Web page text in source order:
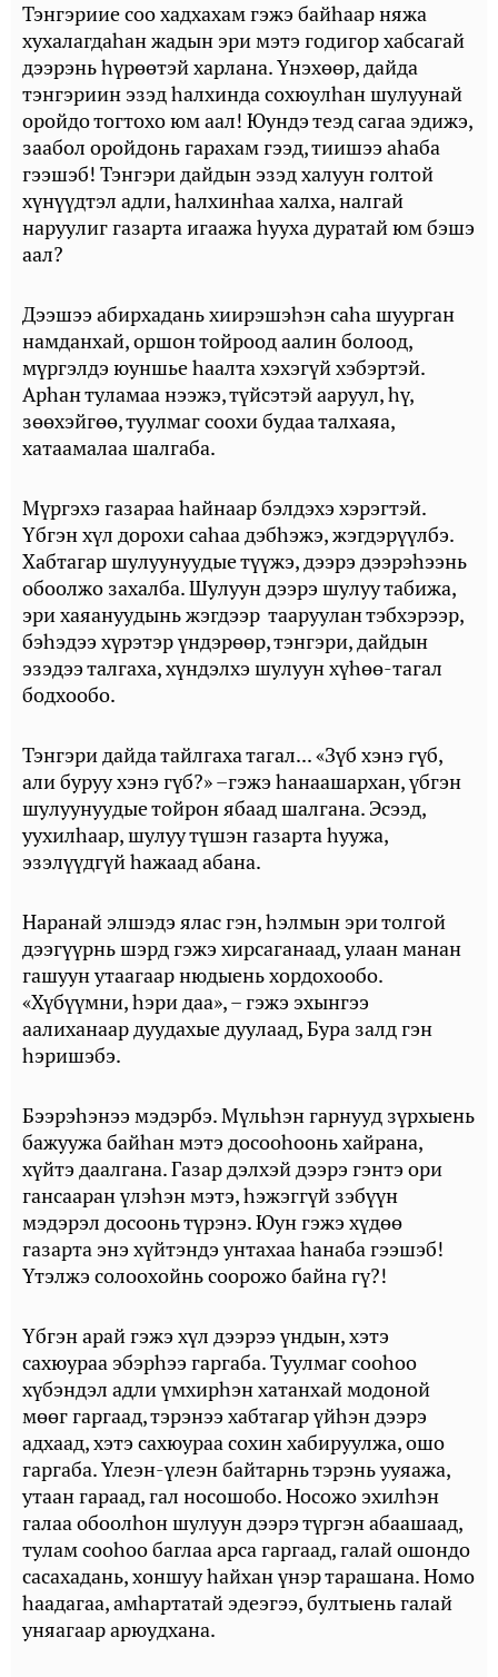
Тэнгэриие соо хадхахам гэжэ байһаар няжа
хухалагдаһан жадын эри мэтэ годигор хабсагай
дээрэнь һүрөөтэй харлана. Үнэхөөр, дайда
тэнгэриин эзэд һалхинда сохюулһан шулуунай
оройдо тогтохо юм аал! Юундэ теэд сагаа эдижэ,
заабол оройдонь гарахам гээд, тиишээ аһаба
гээшэб! Тэнгэри дайдын эзэд халуун голтой
хүнүүдтэл адли, һалхинһаа халха, налгай
наруулиг газарта игаажа һууха дуратай юм бэшэ
аал?
Дээшээ абирхадань хиирэшэһэн саһа шуурган
намданхай, оршон тойроод аалин болоод,
мүргэлдэ юуншье һаалта хэхэгүй хэбэртэй.
Арһан туламаа нээжэ, түйсэтэй ааруул, һү,
зөөхэйгөө, туулмаг соохи будаа талхаяа,
хатаамалаа шалгаба.
Мүргэхэ газараа һайнаар бэлдэхэ хэрэгтэй.
Үбгэн хүл дорохи саһаа дэбһэжэ, жэгдэрүүлбэ.
Хабтагар шулуунуудые түүжэ, дээрэ дээрэһээнь
обоолжо захалба. Шулуун дээрэ шулуу табижа,
эри хаяануудынь жэгдээр тааруулан тэбхэрээр,
бэһэдээ хүрэтэр үндэрөөр, тэнгэри, дайдын
эзэдээ талгаха, хүндэлхэ шулуун хүһөө-тагал
бодхообо.
Тэнгэри дайда тайлгаха тагал... «Зүб хэнэ гүб,
али буруу хэнэ гүб?» –гэжэ һанаашархан, үбгэн
шулуунуудые тойрон ябаад шалгана. Эсээд,
уухилһаар, шулуу түшэн газарта һуужа,
эзэлүүдгүй һажаад абана.
Наранай элшэдэ ялас гэн, һэлмын эри толгой
дээгүүрнь шэрд гэжэ хирсаганаад, улаан манан
гашуун утаагаар нюдыень хордохообо.
«Хүбүүмни, һэри даа», – гэжэ эхынгээ
аалиханаар дуудахые дуулаад, Бура залд гэн
һэришэбэ.
Бээрэһэнээ мэдэрбэ. Мүльһэн гарнууд зүрхыень
бажуужа байһан мэтэ досооһоонь хайрана,
хүйтэ даалгана. Газар дэлхэй дээрэ гэнтэ ори
гансааран үлэһэн мэтэ, һэжэггүй зэбүүн
мэдэрэл досоонь түрэнэ. Юун гэжэ хүдөө
газарта энэ хүйтэндэ унтахаа һанаба гээшэб!
Үтэлжэ солоохойнь соорожо байна гү?!
Үбгэн арай гэжэ хүл дээрээ үндын, хэтэ
сахюураа эбэрһээ гаргаба. Туулмаг сооһоо
хүбэндэл адли үмхирһэн хатанхай модоной
мөөг гаргаад, тэрэнээ хабтагар үйһэн дээрэ
адхаад, хэтэ сахюураа сохин хабируулжа, ошо
гаргаба. Үлеэн-үлеэн байтарнь тэрэнь ууяажа,
утаан гараад, гал носошобо. Носожо эхилһэн
галаа обоолһон шулуун дээрэ түргэн абаашаад,
тулам сооһоо баглаа арса гаргаад, галай ошондо
сасахадань, хоншуу һайхан үнэр тарашана. Номо
һаадагаа, амһартатай эдеэгээ, бултыень галай
уняагаар арюудхана.